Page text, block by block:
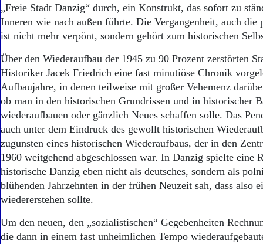
„Freie Stadt Danzig“ durch, ein Konstrukt, das sofort zu
Inneren wie nach außen führte. Die Vergangenheit, auch die
ist nicht mehr verpönt, sondern gehört zum historischen
Über den Wiederaufbau der 1945 zu 90 Prozent zerstörten
Historiker Jacek Friedrich eine fast minutiöse Chronik
Aufbaujahre, in denen teilweise mit großer Vehemenz
ob man in den historischen Grundrissen und in historischer
wiederaufbauen oder gänzlich Neues schaffen solle. Das
auch unter dem Eindruck des gewollt historischen
zugunsten eines historischen Wiederaufbaus, der in den
1960 weitgehend abgeschlossen war. In Danzig spielte eine
historische Danzig eben nicht als deutsches, sondern als
blühenden Jahrzehnten in der frühen Neuzeit sah, dass also
wiedererstehen sollte.
Um den neuen, den „sozialistischen“ Gegebenheiten
die dann in einem fast unheimlichen Tempo